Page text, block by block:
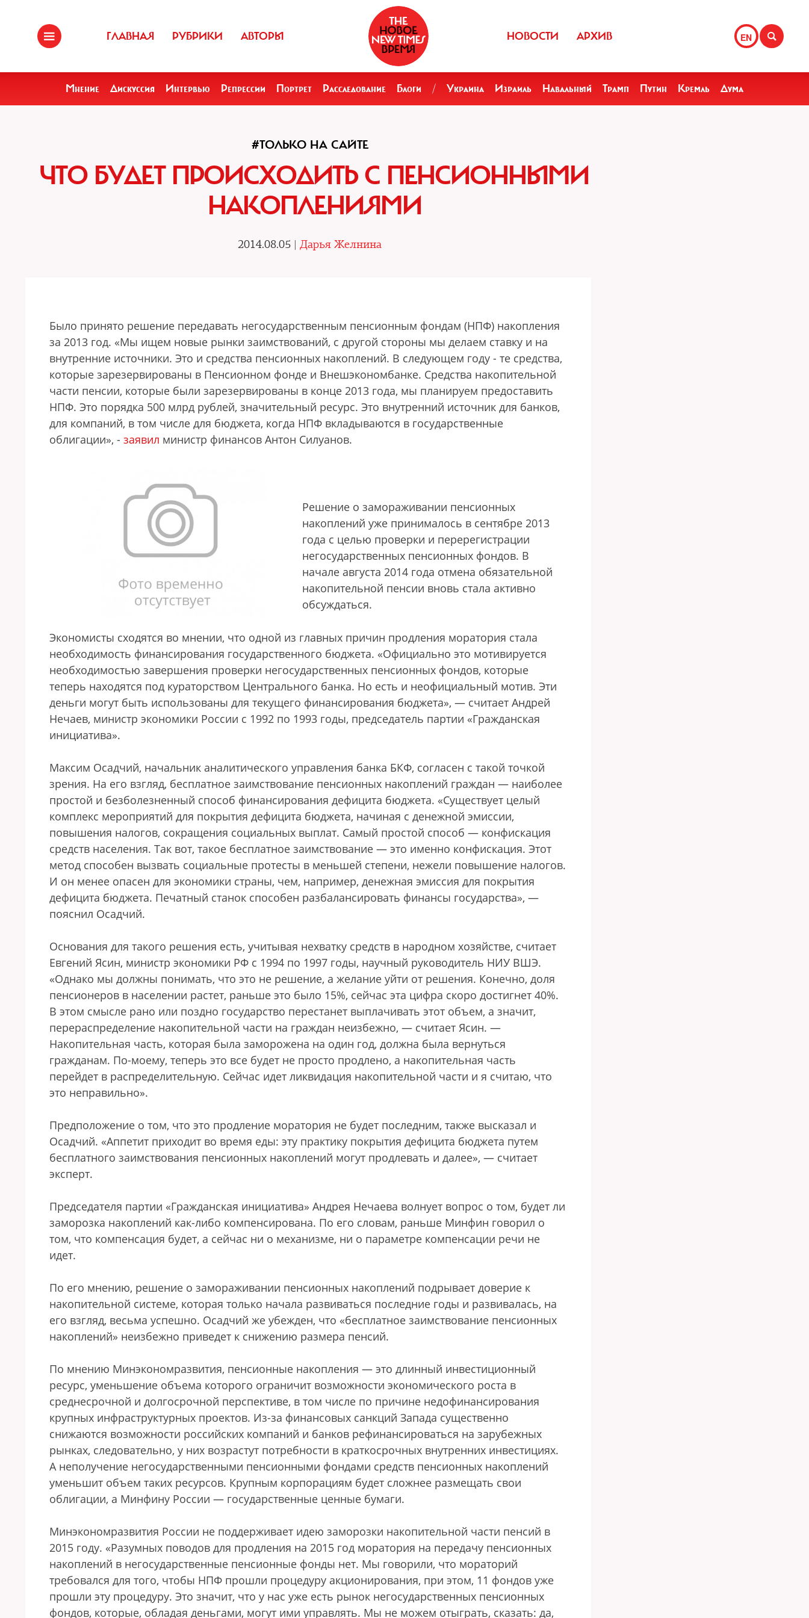
ГЛАВНАЯ РУБРИКИ АВТОРЫ EN
НОВОСТИ АРХИВ
Мнение Дискуссия Интервью Репрессии Портрет Расследование Блоги / Украина Израиль Навальный Трамп Путин Кремль Дума
#ТОЛЬКО НА САЙТЕ
ЧТО БУДЕТ ПРОИСХОДИТЬ С ПЕНСИОННЫМИ
НАКОПЛЕНИЯМИ
2014.08.05 | Дарья Желнина
Было принято решение передавать негосударственным пенсионным фондам (НПФ) накопления
за 2013 год. «Мы ищем новые рынки заимствований, с другой стороны мы делаем ставку и на
внутренние источники. Это и средства пенсионных накоплений. В следующем году - те средства,
которые зарезервированы в Пенсионном фонде и Внешэкономбанке. Средства накопительной
части пенсии, которые были зарезервированы в конце 2013 года, мы планируем предоставить
НПФ. Это порядка 500 млрд рублей, значительный ресурс. Это внутренний источник для банков,
для компаний, в том числе для бюджета, когда НПФ вкладываются в государственные
облигации», - заявил министр финансов Антон Силуанов.
Решение о замораживании пенсионных
накоплений уже принималось в сентябре 2013
года с целью проверки и перерегистрации
негосударственных пенсионных фондов. В
начале августа 2014 года отмена обязательной
накопительной пенсии вновь стала активно
обсуждаться.
Экономисты сходятся во мнении, что одной из главных причин продления моратория стала
необходимость финансирования государственного бюджета. «Официально это мотивируется
необходимостью завершения проверки негосударственных пенсионных фондов, которые
теперь находятся под кураторством Центрального банка. Но есть и неофициальный мотив. Эти
деньги могут быть использованы для текущего финансирования бюджета», — считает Андрей
Нечаев, министр экономики России с 1992 по 1993 годы, председатель партии «Гражданская
инициатива».
Максим Осадчий, начальник аналитического управления банка БКФ, согласен с такой точкой
зрения. На его взгляд, бесплатное заимствование пенсионных накоплений граждан — наиболее
простой и безболезненный способ финансирования дефицита бюджета. «Существует целый
комплекс мероприятий для покрытия дефицита бюджета, начиная с денежной эмиссии,
повышения налогов, сокращения социальных выплат. Самый простой способ — конфискация
средств населения. Так вот, такое бесплатное заимствование — это именно конфискация. Этот
метод способен вызвать социальные протесты в меньшей степени, нежели повышение налогов.
И он менее опасен для экономики страны, чем, например, денежная эмиссия для покрытия
дефицита бюджета. Печатный станок способен разбалансировать финансы государства», —
пояснил Осадчий.
Основания для такого решения есть, учитывая нехватку средств в народном хозяйстве, считает
Евгений Ясин, министр экономики РФ с 1994 по 1997 годы, научный руководитель НИУ ВШЭ.
«Однако мы должны понимать, что это не решение, а желание уйти от решения. Конечно, доля
пенсионеров в населении растет, раньше это было 15%, сейчас эта цифра скоро достигнет 40%.
В этом смысле рано или поздно государство перестанет выплачивать этот объем, а значит,
перераспределение накопительной части на граждан неизбежно, — считает Ясин. —
Накопительная часть, которая была заморожена на один год, должна была вернуться
гражданам. По-моему, теперь это все будет не просто продлено, а накопительная часть
перейдет в распределительную. Сейчас идет ликвидация накопительной части и я считаю, что
это неправильно».
Предположение о том, что это продление моратория не будет последним, также высказал и
Осадчий. «Аппетит приходит во время еды: эту практику покрытия дефицита бюджета путем
бесплатного заимствования пенсионных накоплений могут продлевать и далее», — считает
эксперт.
Председателя партии «Гражданская инициатива» Андрея Нечаева волнует вопрос о том, будет ли
заморозка накоплений как-либо компенсирована. По его словам, раньше Минфин говорил о
том, что компенсация будет, а сейчас ни о механизме, ни о параметре компенсации речи не
идет.
По его мнению, решение о замораживании пенсионных накоплений подрывает доверие к
накопительной системе, которая только начала развиваться последние годы и развивалась, на
его взгляд, весьма успешно. Осадчий же убежден, что «бесплатное заимствование пенсионных
накоплений» неизбежно приведет к снижению размера пенсий.
По мнению Минэкономразвития, пенсионные накопления — это длинный инвестиционный
ресурс, уменьшение объема которого ограничит возможности экономического роста в
среднесрочной и долгосрочной перспективе, в том числе по причине недофинансирования
крупных инфраструктурных проектов. Из-за финансовых санкций Запада существенно
снижаются возможности российских компаний и банков рефинансироваться на зарубежных
рынках, следовательно, у них возрастут потребности в краткосрочных внутренних инвестициях.
А неполучение негосударственными пенсионными фондами средств пенсионных накоплений
уменьшит объем таких ресурсов. Крупным корпорациям будет сложнее размещать свои
облигации, а Минфину России — государственные ценные бумаги.
Минэкономразвития России не поддерживает идею заморозки накопительной части пенсий в
2015 году. «Разумных поводов для продления на 2015 год моратория на передачу пенсионных
накоплений в негосударственные пенсионные фонды нет. Мы говорили, что мораторий
требовался для того, чтобы НПФ прошли процедуру акционирования, при этом, 11 фондов уже
прошли эту процедуру. Это значит, что у нас уже есть рынок негосударственных пенсионных
фондов, которые, обладая деньгами, могут ими управлять. Мы не можем отыграть, сказать: да,